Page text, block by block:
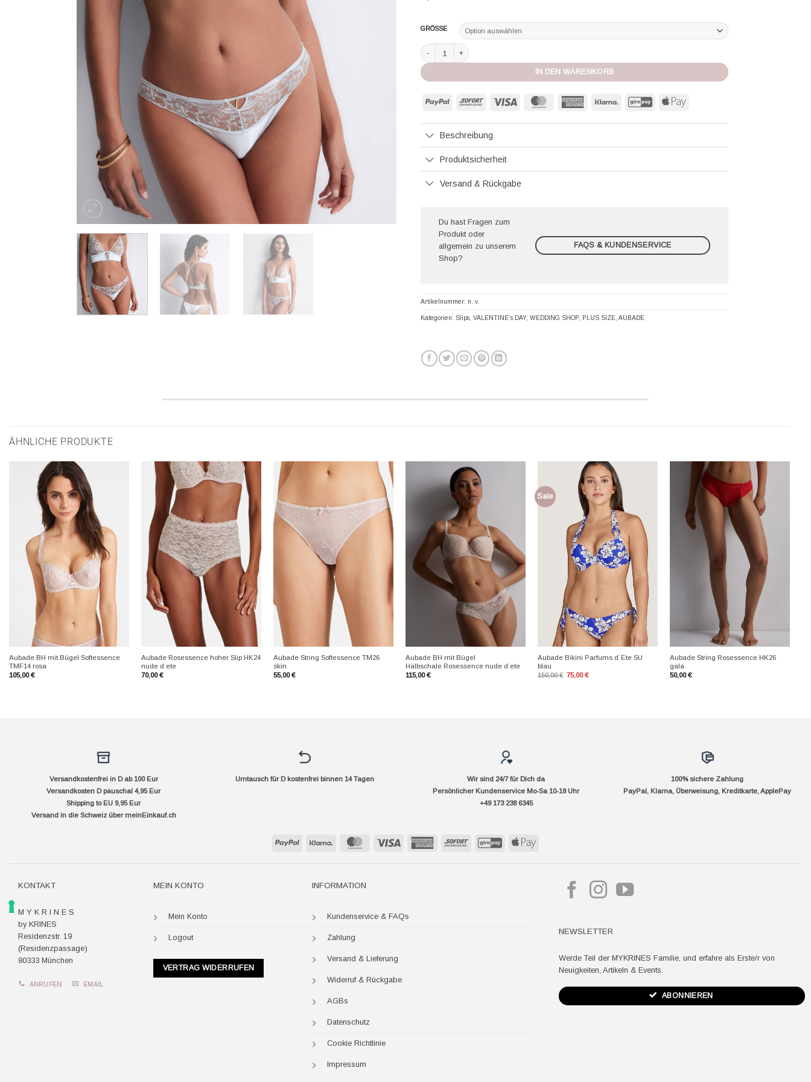
GRÖSSE
Aubade Italiener Slip Satin Memories arctic blue Menge
IN DEN WARENKORB
PayPal Sofort Visa MasterCard American
Klarna GiroPay Apple
Beschreibung
Produktsicherheit
Versand & Rückgabe
Du hast Fragen zum
Produkt oder
allgemein zu unserem
Shop?
FAQS & KUNDENSERVICE
Artikelnummer: n. v.
Kategorien: Slips VALENTINE´s DAY, WEDDING SHOP PLUS SIZE AUBADE
ÄHNLICHE PRODUKTE
Aubade BH mit Bügel Softessence
TMF14 rosa
105,00€
Aubade Rosessence hoher Slip HK24
nude d ete
70,00€
Aubade String Softessence TM26
skin
55,00€
Aubade BH mit Bügel
Halbschale Rosessence nude d ete
115,00€
Sale
Aubade Bikini Parfums d´Ete SU
blau
150,00€ Ursprünglicher
Preis
75,00€Aktueller
Aubade String Rosessence HK26
gala
50,00€
Versandkostenfrei in D ab 100 Eur
Versandkosten D pauschal 4,95 Eur
Shipping to EU 9,95 Eur
Versand in die Schweiz über meinEinkauf.ch
Umtausch für D kostenfrei binnen 14 Tagen
Wir sind 24/7 für Dich da
Persönlicher Kundenservice Mo-Sa 10-18 Uhr
+49 173 238 6345
100% sichere Zahlung
PayPal, Klarna, Überweisung, Kreditkarte, ApplePay
PayPal Klarna MasterCard Visa
AmericanSofort GiroPay Apple
KONTAKT
M Y K R I N E S
by KRINES
Residenzstr. 19
(Residenzpassage)
80333 München
ANRUFEN EMAIL
MEIN KONTO
Mein Konto
Logout
VERTRAG WIDERRUFEN
INFORMATION
Kundenservice & FAQs
Zahlung
Versand & Lieferung
Widerruf & Rückgabe
AGBs
Datenschutz
Cookie Richtlinie
Impressum
NEWSLETTER
Werde Teil der MYKRINES Familie, und erfahre als Erste/r von
Neuigkeiten, Artikeln & Events.
ABONNIEREN